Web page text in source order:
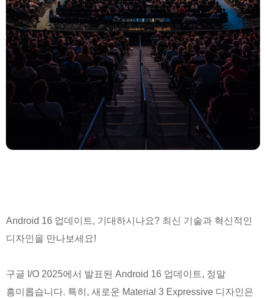
Android 16 업데이트, 기대하시나요? 최신 기술과 혁신적인
디자인을 만나보세요!
구글 I/O 2025에서 발표된 Android 16 업데이트, 정말
흥미롭습니다. 특히, 새로운 Material 3 Expressive 디자인은